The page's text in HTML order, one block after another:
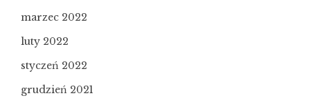
marzec 2022
luty 2022
styczeń 2022
grudzień 2021